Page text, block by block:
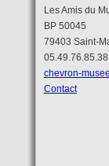
Les Amis du
BP 50045
79403 Saint-
05.49.76.85.38
chevron-
Contact